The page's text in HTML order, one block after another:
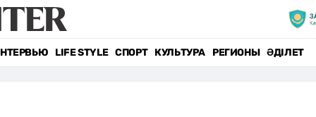
LIFE STYLE СПОРТ КУЛЬТУРА РЕГИОНЫ ӘДІЛЕТ